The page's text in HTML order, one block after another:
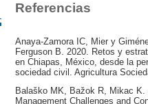
Referencias
Anaya-Zamora IC, Mier y
Ferguson B. 2020. Retos y
en Chiapas, México, desde la
sociedad civil. Agricultura
Balaško MK, Bažok R, Mikac
Management Challenges and